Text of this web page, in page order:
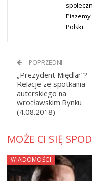
Polski.
POPRZEDNI
„Prezydent Międlar”?
Relacje ze spotkania
autorskiego na
wrocławskim Rynku
(4.08.2018)
MOŻE CI SIĘ
WIADOMOŚCI